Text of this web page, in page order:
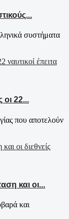
συστήματα
οι 22...
που αποτελούν
και οι...
και